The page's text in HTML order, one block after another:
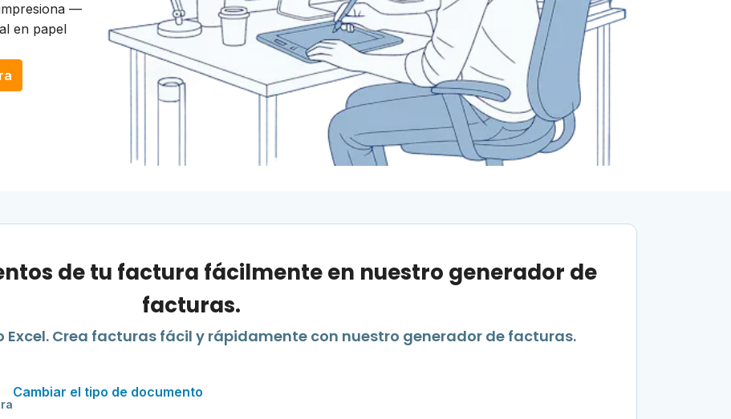
—
en papel
de tu factura fácilmente en nuestro generador de
facturas.
Excel. Crea facturas fácil y rápidamente con nuestro generador de facturas.
Cambiar el tipo de documento